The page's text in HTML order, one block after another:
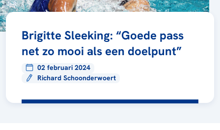
Brigitte Sleeking: “Goede pass
net zo mooi als een doelpunt”
02 februari 2024
Richard Schoonderwoert